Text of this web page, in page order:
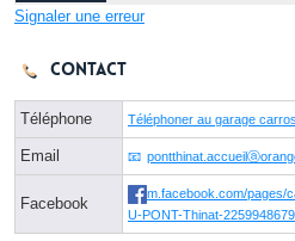
Signaler une erreur
Contact
Téléphone Téléphoner au garage
Email
Facebook
m.facebook.com/pages/
U-PONT-Thinat-